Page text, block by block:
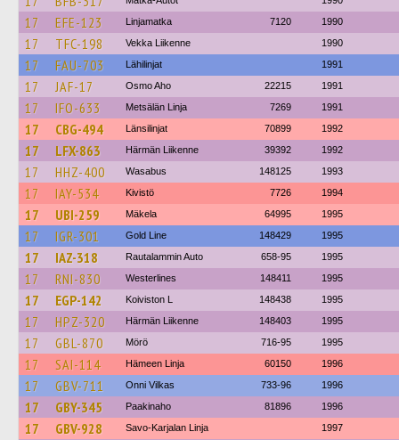
17 EFE-123 Linjamatka 7120 1990
17 TFC-198 Vekka Liikenne 1990
17 FAU-703 Lähilinjat 1991
17 JAF-17 Osmo Aho 22215 1991
17 IFO-633 Metsälän Linja 7269 1991
17 CBG-494 Länsilinjat 70899 1992
17 LFX-863 Härmän Liikenne 39392 1992
17 HHZ-400 Wasabus 148125 1993
17 IAY-534 Kivistö 7726 1994
17 UBI-259 Mäkela 64995 1995
17 IGR-301 Gold Line 148429 1995
17 IAZ-318 Rautalammin Auto 658-95 1995
17 RNI-830 Westerlines 148411 1995
17 EGP-142 Koiviston L 148438 1995
17 HPZ-320 Härmän Liikenne 148403 1995
17 GBL-870 Mörö 716-95 1995
17 SAI-114 Hämeen Linja 60150 1996
17 GBV-711 Onni Vilkas 733-96 1996
17 GBY-345 Paakinaho 81896 1996
17 GBV-928 Savo-Karjalan Linja 1997